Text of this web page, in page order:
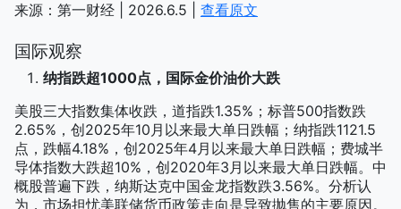
来源：第一财经 | 2026.6.5 | 查看原文
国际观察
纳指跌超1000点，国际金价油价大跌
美股三大指数集体收跌，道指跌1.35%；标普500指数跌
2.65%，创2025年10月以来最大单日跌幅；纳指跌1121.5
点，跌幅4.18%，创2025年4月以来最大单日跌幅；费城半
导体指数大跌超10%，创2020年3月以来最大单日跌幅。中
概股普遍下跌，纳斯达克中国金龙指数跌3.56%。分析认
为，市场担忧美联储货币政策走向是导致抛售的主要原因。